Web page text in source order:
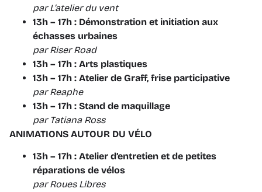
par L’atelier du vent
13h – 17h : Démonstration et initiation aux
échasses urbaines
par Riser Road
13h – 17h : Arts plastiques
13h – 17h : Atelier de Graff, frise participative
par Reaphe
13h – 17h : Stand de maquillage
par Tatiana Ross
ANIMATIONS AUTOUR DU VÉLO
13h – 17h : Atelier d’entretien et de petites
réparations de vélos
par Roues Libres